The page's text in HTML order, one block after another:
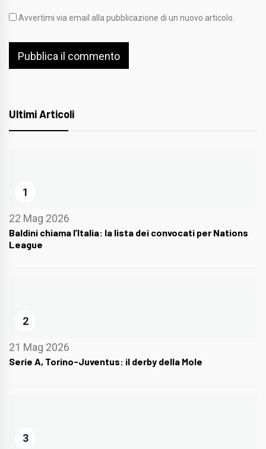
Avvertimi via email alla pubblicazione di un nuovo articolo.
Ultimi Articoli
1
22 Mag 2026
Baldini chiama l’Italia: la lista dei convocati per Nations
League
2
21 Mag 2026
Serie A, Torino-Juventus: il derby della Mole
3